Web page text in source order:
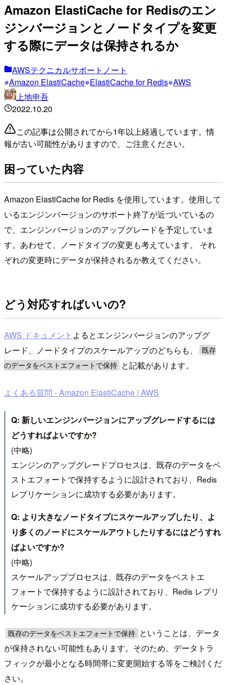
Amazon ElastiCache for Redisのエン
ジンバージョンとノードタイプを変更
する際にデータは保持されるか
AWSテクニカルサポートノート
Amazon ElastiCache ElastiCache for Redis AWS
上地申吾
2022.10.20
この記事は公開されてから1年以上経過しています。情
報が古い可能性がありますので、ご注意ください。
困っていた内容
Amazon ElastiCache for Redis を使用しています。使用して
いるエンジンバージョンのサポート終了が近づいているの
で、エンジンバージョンのアップグレードを予定していま
す。あわせて、ノードタイプの変更も考えています。 それ
ぞれの変更時にデータが保持されるか教えてください。
どう対応すればいいの?
AWS ドキュメント よるとエンジンバージョンのアップグ
レード、ノードタイプのスケールアップのどちらも、
既存
のデータをベストエフォートで保持
と記載があります。
よくある質問 - Amazon ElastiCache | AWS
Q: 新しいエンジンバージョンにアップグレードするには
どうすればよいですか?
(中略)
エンジンのアップグレードプロセスは、既存のデータをベ
ストエフォートで保持するように設計されており、Redis
レプリケーションに成功する必要があります。
Q: より大きなノードタイプにスケールアップしたり、よ
り多くのノードにスケールアウトしたりするにはどうすれ
ばよいですか?
(中略)
スケールアッププロセスは、既存のデータをベストエ
フォートで保持するように設計されており、Redis レプリ
ケーションに成功する必要があります。
既存のデータをベストエフォートで保持
ということは、データ
が保持されない可能性もあります。そのため、データトラ
フィックが最小となる時間帯に変更開始する等をご検討くだ
さい。